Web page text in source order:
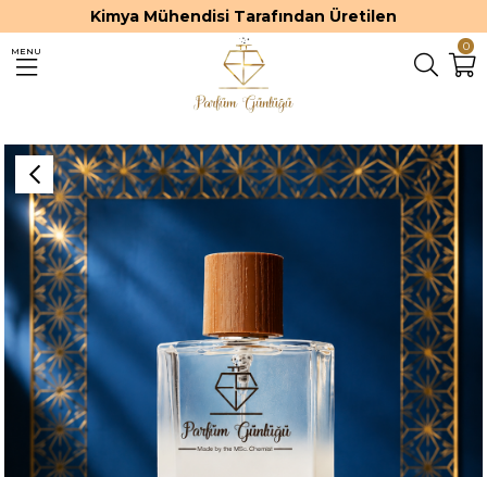
Kimya Mühendisi Tarafından Üretilen
0
MENU